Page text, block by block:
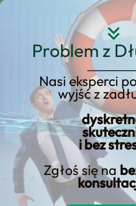
Problem z
Nasi eksperci
wyjść z
i bez
Zgłoś się na
Przejdź
KREDYT123.PL – OFERTA
Kredyt w
Sprawdź
najlepszy dla
Jeśli rozważasz kredyt w